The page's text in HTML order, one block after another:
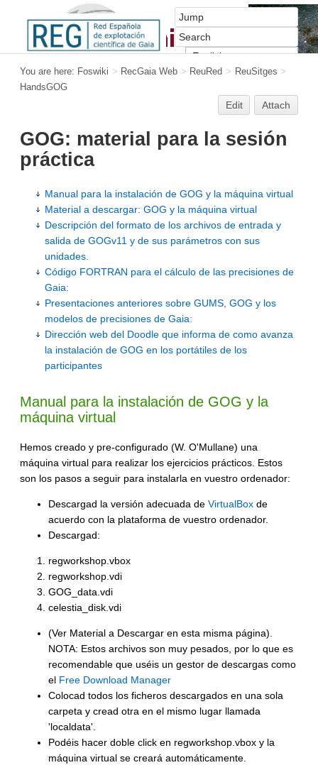
You are here: Foswiki > RecGaia Web > ReuRed > ReuSitges >
HandsGOG
Edit Attach
GOG: material para la sesión
práctica
Manual para la instalación de GOG y la máquina virtual
Material a descargar: GOG y la máquina virtual
Descripción del formato de los archivos de entrada y
salida de GOGv11 y de sus parámetros con sus
unidades.
Código FORTRAN para el cálculo de las precisiones de
Gaia:
Presentaciones anteriores sobre GUMS, GOG y los
modelos de precisiones de Gaia:
Dirección web del Doodle que informa de como avanza
la instalación de GOG en los portátiles de los
participantes
Manual para la instalación de GOG y la
máquina virtual
Hemos creado y pre-configurado (W. O'Mullane) una
máquina virtual para realizar los ejercicios prácticos. Estos
son los pasos a seguir para instalarla en vuestro ordenador:
Descargad la versión adecuada de VirtualBox de
acuerdo con la plataforma de vuestro ordenador.
Descargad:
regworkshop.vbox
regworkshop.vdi
GOG_data.vdi
celestia_disk.vdi
(Ver Material a Descargar en esta misma página).
NOTA: Estos archivos son muy pesados, por lo que es
recomendable que uséis un gestor de descargas como
el Free Download Manager
Colocad todos los ficheros descargados en una sola
carpeta y cread otra en el mismo lugar llamada
'localdata'.
Podéis hacer doble click en regworkshop.vbox y la
máquina virtual se creará automáticamente.